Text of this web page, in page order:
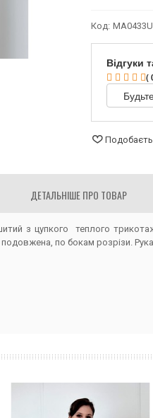
Код:
Відгуки
(
ДЕТАЛЬНІШЕ ПРО ТОВАР
з цупкого теплого
по бокам розрізи.